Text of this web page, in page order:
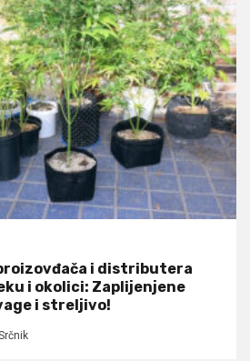
i distributera
i okolici: Zaplijenjene
i streljivo!